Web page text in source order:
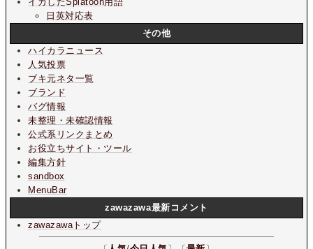
日英対応表
その他
ハイカラニュース
人気投票
ブキ元ネタ一覧
ブランド
バグ情報
未整理・未確認情報
公式系リンクまとめ
お役立ちサイト・ツール
編集方針
sandbox
MenuBar
zawazawa最新コメント
zawazawaトップ